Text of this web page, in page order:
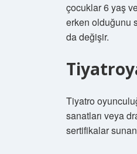
çocuklar 6 yaş
erken olduğunu
da değişir.
Tiyatro
sanatları veya
sertifikalar